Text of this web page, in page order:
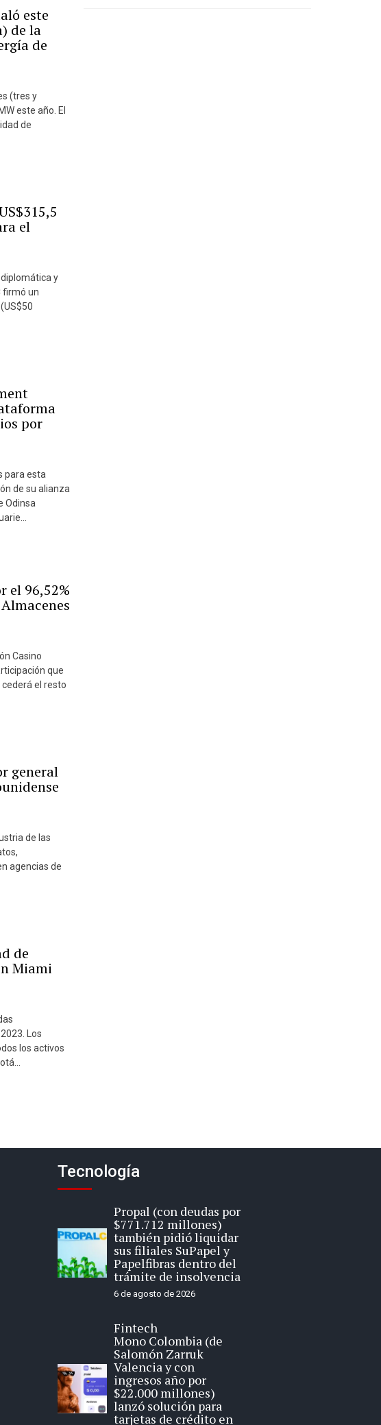
este
de la
de
(tres y
este año. El
de
el
diplomática y
firmó un
por
para esta
de su alianza
Odinsa
el 96,52%
Casino
que
el resto
general
de las
agencias de
de
Miami
Los
los activos
Tecnología
Propal (con deudas por
$771.712 millones)
también pidió liquidar
sus filiales SuPapel y
Papelfibras dentro del
trámite de insolvencia
6 de agosto de 2026
Fintech
Mono Colombia (de
Salomón Zarruk
Valencia y con
ingresos año por
$22.000 millones)
lanzó solución para
tarjetas de crédito en